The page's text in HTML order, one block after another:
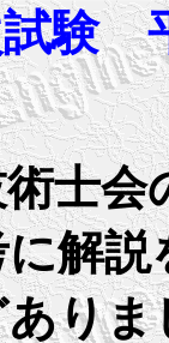
試験
士会
解
りま